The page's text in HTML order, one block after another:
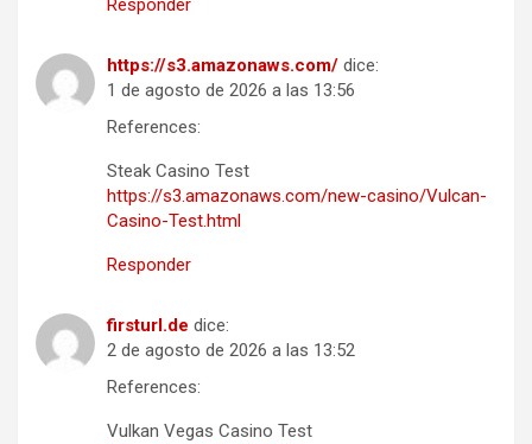
Responder
https://s3.amazonaws.com/ dice:
1 de agosto de 2026 a las 13:56
References:
Steak Casino Test
https://s3.amazonaws.com/new-casino/Vulcan-
Casino-Test.html
Responder
firsturl.de dice:
2 de agosto de 2026 a las 13:52
References:
Vulkan Vegas Casino Test